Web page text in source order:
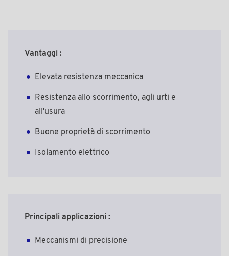
Vantaggi :
Elevata resistenza meccanica
Resistenza allo scorrimento, agli urti e
all'usura
Buone proprietà di scorrimento
Isolamento elettrico
Principali applicazioni :
Meccanismi di precisione